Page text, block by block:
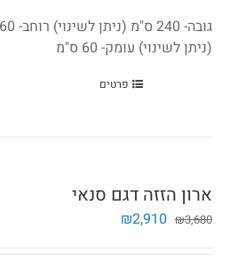
₪3,150.
₪2,590.
(ניתן לשינוי) עומק- 60 ס"מ
פרטים
ארון הזזה דגם סנאי
₪3,680
המחיר₪2,910